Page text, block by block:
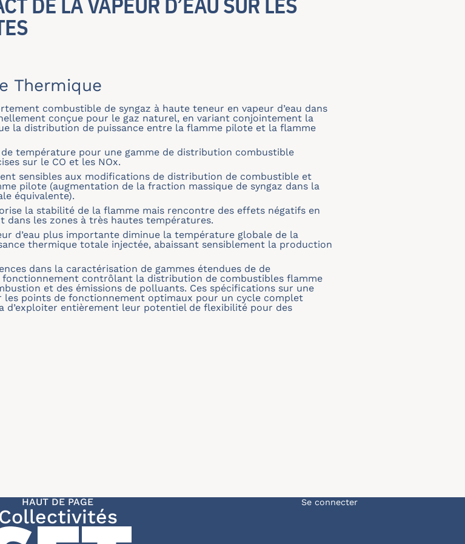
Thermique
combustible de syngaz à haute teneur en vapeur d’eau dans
conçue pour le gaz naturel, en variant conjointement la
la distribution de puissance entre la flamme pilote et la flamme
température pour une gamme de distribution combustible
sur le CO et les NOx.
sensibles aux modifications de distribution de combustible et
pilote (augmentation de la fraction massique de syngaz dans la
équivalente).
la stabilité de la flamme mais rencontre des effets négatifs en
dans les zones à très hautes températures.
d’eau plus importante diminue la température globale de la
thermique totale injectée, abaissant sensiblement la production
dans la caractérisation de gammes étendues de de
fonctionnement contrôlant la distribution de combustibles flamme
et des émissions de polluants. Ces spécifications sur une
les points de fonctionnement optimaux pour un cycle complet
d’exploiter entièrement leur potentiel de flexibilité pour des
HAUT DE PAGE
Collectivités Menu du compte de
Se connecter